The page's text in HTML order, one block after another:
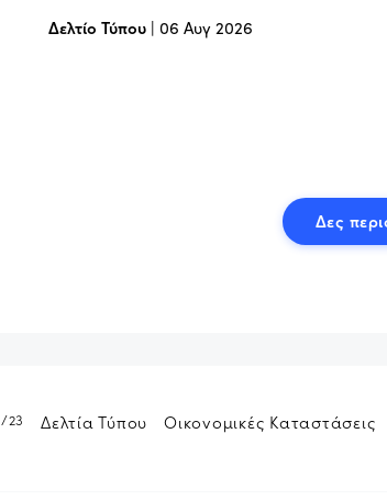
Δελτίο Τύπου | 06 Αυγ 2026
Δες
/23 Δελτία Τύπου Οικονομικές Καταστάσεις